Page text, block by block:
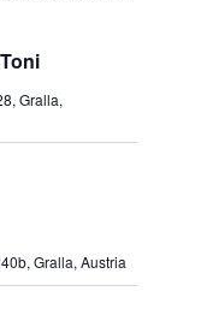
Gralla,
Gralla, Austria